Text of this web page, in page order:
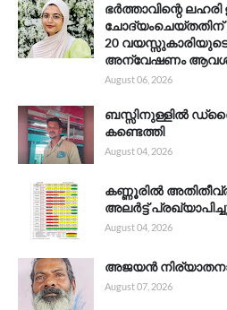
ഭർത്താവിന്റെ
ചോദ്യംചെയ്തതിന്
20
അന്വേഷണം
August 06, 2026
ബസ്സിനുള്ളിൽ
കണ്ടെത്തി
August 04, 2026
കണ്ണൂരിൽ അതിതീവ്ര
അലർട്ട്
August 04, 2026
അജയൻ
August 07, 2026